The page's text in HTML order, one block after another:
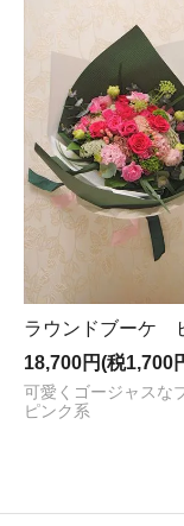
ラウンドブーケ
18,700円(税1,700
可愛くゴージャスな
ピンク系